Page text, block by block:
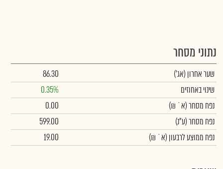
נתוני מסחר
שער אחרון (אג')
86.30
שינוי באחוזים
0.35%
נפח מסחר(א` ₪)
0.00
נפח מסחר(ע"נ)
599.00
נפח ממוצע לרבעון (א` ₪)
19.00